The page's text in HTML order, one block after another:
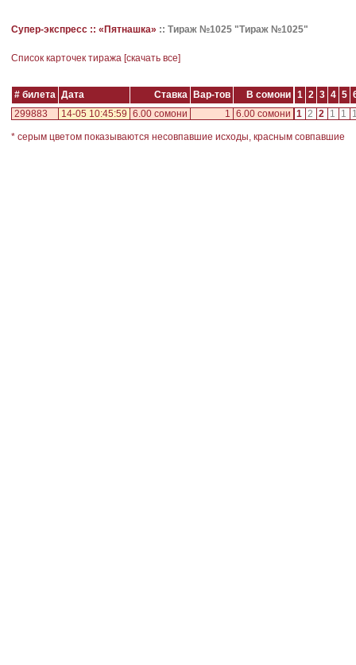
Супер-экспресс :: «Пятнашка» :: Тираж №1025 "Тираж №1025"
Cписок карточек тиража [скачать все]
# билета Дата Ставка Вар-тов В сомони 1 2 3 4 5
299883
14-05 10:45:59 6.00 сомони 1 6.00 сомони 1 2 2 1 1
* серым цветом показываются несовпавшие исходы, красным совпавшие